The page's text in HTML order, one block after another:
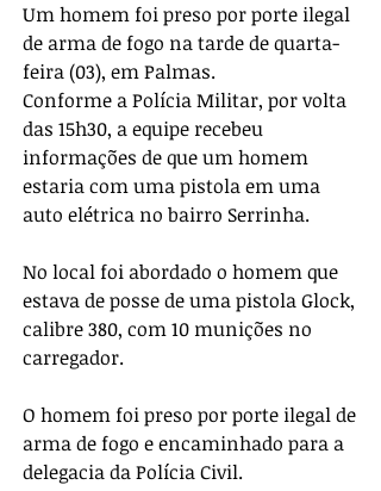
Um homem foi preso por porte ilegal
de arma de fogo na tarde de quarta-
feira (03), em Palmas.
Conforme a Polícia Militar, por volta
das 15h30, a equipe recebeu
informações de que um homem
estaria com uma pistola em uma
auto elétrica no bairro Serrinha.
No local foi abordado o homem que
estava de posse de uma pistola Glock,
calibre 380, com 10 munições no
carregador.
O homem foi preso por porte ilegal de
arma de fogo e encaminhado para a
delegacia da Polícia Civil.